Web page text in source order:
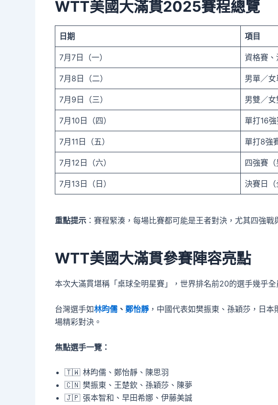
WTT美國大滿貫2025賽程總覽
日期 項目
7月7日（一） 資格賽
7月8日（二） 男單／
7月9日（三） 男雙／
7月10日（四） 單打16
7月11日（五） 單打8強
7月12日（六） 四強賽（
7月13日（日） 決賽日（
重點提示 ：賽程緊湊，每場比賽都可能是王者對決，尤其四強戰
WTT美國大滿貫參賽陣容亮點
本次大滿貫堪稱「桌球全明星賽」，世界排名前20的選手幾乎全
台灣選手如林昀儒 、 鄭怡靜，中國代表如樊振東、孫穎莎，日
場精彩對決。
焦點選手一覽：
🇹🇼 林昀儒、鄭怡靜、陳思羽
🇨🇳 樊振東、王楚欽、孫穎莎、陳夢
🇯🇵 張本智和、早田希娜、伊藤美誠